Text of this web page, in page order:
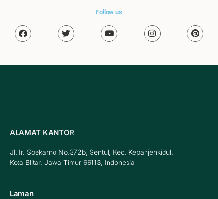
Follow us
F
a
c
T
w
i
Y
o
u
I
n
s
P
i
n
ALAMAT KANTOR
Jl. Ir. Soekarno No.372b, Sentul, Kec. Kepanjenkidul,
Kota Blitar, Jawa Timur 66113, Indonesia
Laman